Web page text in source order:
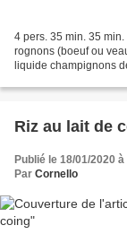
4 pers. 35 min. 35
rognons (boeuf ou
liquide champignons
Riz au lait de
Publié le 18/01/2020
Par Cornello